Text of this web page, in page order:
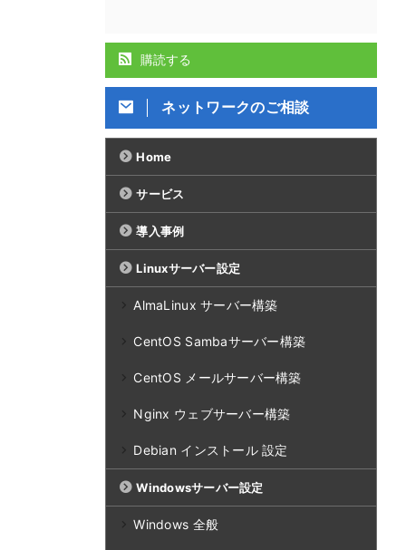
購読する
ネットワークのご相談
Home
サービス
導入事例
Linuxサーバー設定
AlmaLinux サーバー構築
CentOS Sambaサーバー構築
CentOS メールサーバー構築
Nginx ウェブサーバー構築
Debian インストール 設定
Windowsサーバー設定
Windows 全般